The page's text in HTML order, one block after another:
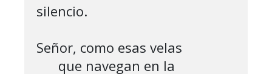
silencio.
Señor, como esas velas